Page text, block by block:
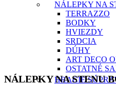
NÁLEPKY NA
TERRAZZO
BODKY
HVIEZDY
SRDCIA
DÚHY
ART DECO
OSTATNÉ
HRACIE
NÁLEPKY NA STENU